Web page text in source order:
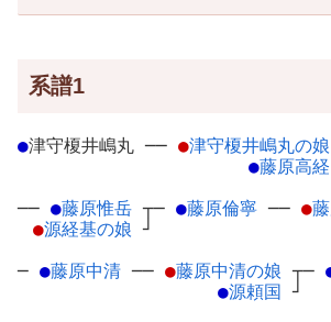
系譜1
●津守榎井嶋丸 ── ●津守榎井嶋丸の娘
●藤原高経
── ●藤原惟岳 ┬
●源経基の娘 ┘
─ ●藤原倫寧 ── ●
─ ●藤原中清 ── ●藤原中清の娘 ┬
●源頼国 ┘
─